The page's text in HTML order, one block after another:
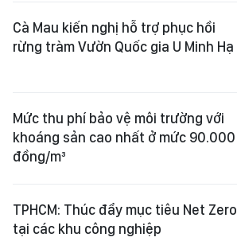
Cà Mau kiến nghị hỗ trợ phục hồi
rừng tràm Vườn Quốc gia U Minh Hạ
Mức thu phí bảo vệ môi trường với
khoáng sản cao nhất ở mức 90.000
đồng/m³
TPHCM: Thúc đẩy mục tiêu Net Zero
tại các khu công nghiệp